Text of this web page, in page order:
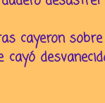
cayeron